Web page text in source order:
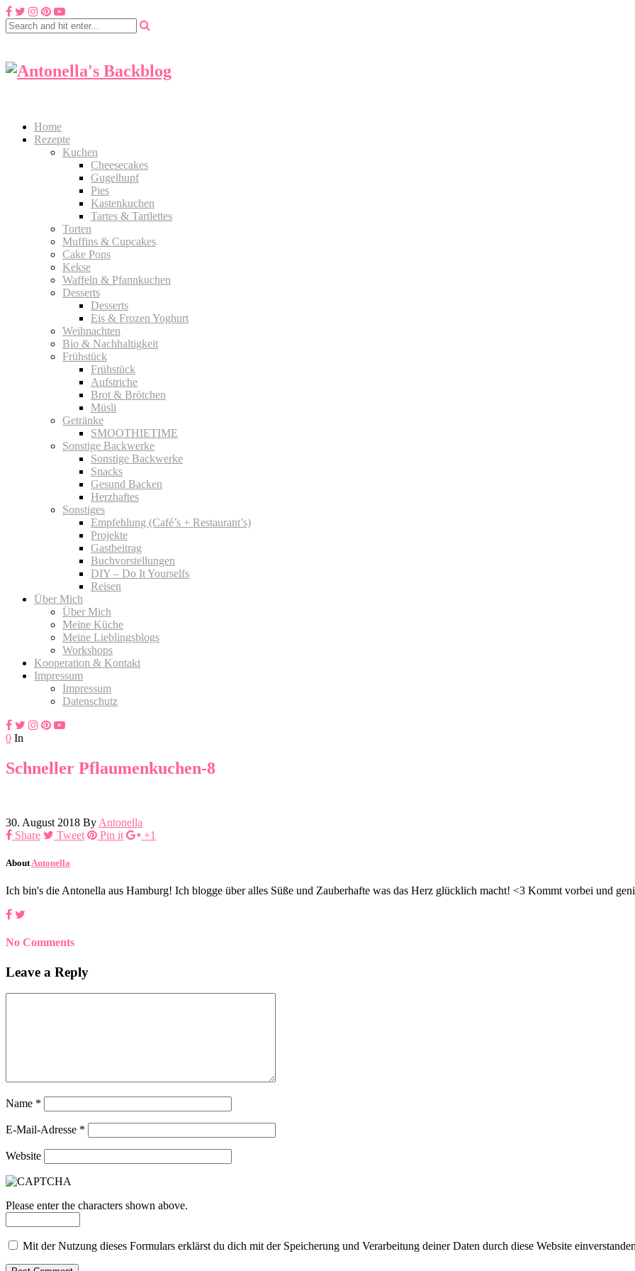
Home
Rezepte
Kuchen
Cheesecakes
Gugelhupf
Pies
Kastenkuchen
Tartes & Tartlettes
Torten
Muffins & Cupcakes
Cake Pops
Kekse
Waffeln & Pfannkuchen
Desserts
Desserts
Eis & Frozen Yoghurt
Weihnachten
Bio & Nachhaltigkeit
Frühstück
Frühstück
Aufstriche
Brot & Brötchen
Müsli
Getränke
SMOOTHIETIME
Sonstige Backwerke
Sonstige Backwerke
Snacks
Gesund Backen
Herzhaftes
Sonstiges
Empfehlung (Café’s + Restaurant’s)
Projekte
Gastbeitrag
Buchvorstellungen
DIY – Do It Yourselfs
Reisen
Über Mich
Über Mich
Meine Küche
Meine Lieblingsblogs
Workshops
Kooperation & Kontakt
Impressum
Impressum
Datenschutz
0 In
Schneller Pflaumenkuchen-8
30. August 2018 By Antonella
Share
Tweet Pin it +1
About Antonella
Ich bin's die Antonella aus Hamburg! Ich blogge über alles Süße und Zauberhafte was das Herz glücklich macht! <3 Kommt vorbei und
No Comments
Leave a Reply
Name *
E-Mail-Adresse *
Website
Please enter the characters shown above.
Mit der Nutzung dieses Formulars erklärst du dich mit der Speicherung und Verarbeitung deiner Daten durch diese Website